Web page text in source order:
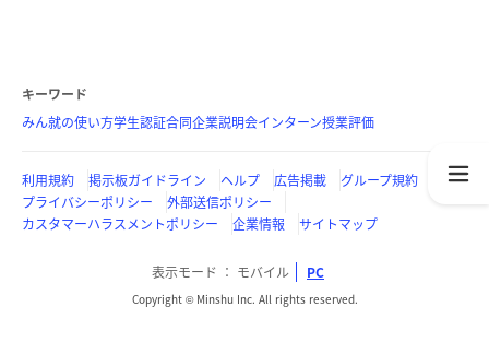
キーワード
みん就の使い方学生認証合同企業説明会インターン授業評価
利用規約 掲示板ガイドライン ヘルプ 広告掲載
グループ規約
プライバシーポリシー
外部送信ポリシー
カスタマーハラスメントポリシー
企業情報 サイトマップ
表示モード モバイル PC
Copyright © Minshu Inc. All rights reserved.